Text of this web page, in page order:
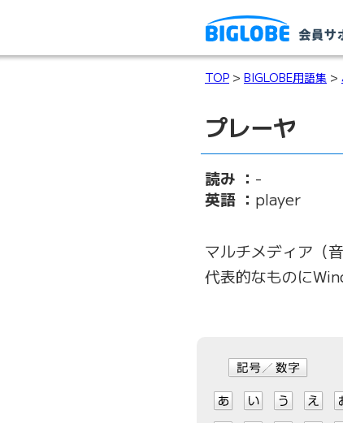
TOP > BIGLOBE用語集 >
プレーヤ
読み ： -
英語 ： player
マルチメディア（
代表的なものに